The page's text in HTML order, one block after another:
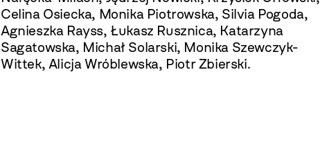
Celina Osiecka, Monika Piotrowska, Silvia Pogoda,
Agnieszka Rayss, Łukasz Rusznica, Katarzyna
Sagatowska, Michał Solarski, Monika Szewczyk-
Wittek, Alicja Wróblewska, Piotr Zbierski.